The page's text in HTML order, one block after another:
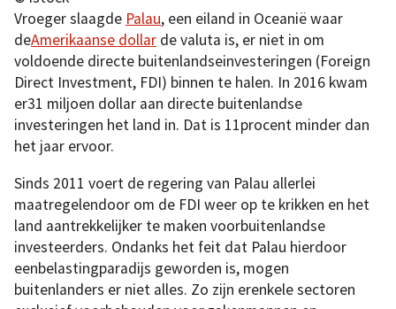
Vroeger slaagde Palau, een eiland in Oceanië waar
deAmerikaanse dollar de valuta is, er niet in om
voldoende directe buitenlandseinvesteringen (Foreign
Direct Investment, FDI) binnen te halen. In 2016 kwam
er31 miljoen dollar aan directe buitenlandse
investeringen het land in. Dat is 11procent minder dan
het jaar ervoor.
Sinds 2011 voert de regering van Palau allerlei
maatregelendoor om de FDI weer op te krikken en het
land aantrekkelijker te maken voorbuitenlandse
investeerders. Ondanks het feit dat Palau hierdoor
eenbelastingparadijs geworden is, mogen
buitenlanders er niet alles. Zo zijn erenkele sectoren